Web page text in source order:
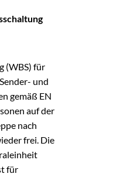
(WBS) für
und
gemäß EN
auf der
nach
frei. Die
für